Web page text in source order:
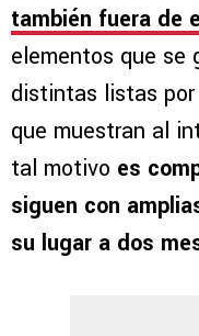
también fuera de
elementos que se
distintas listas
que muestran al
tal motivo es
siguen con
su lugar a dos